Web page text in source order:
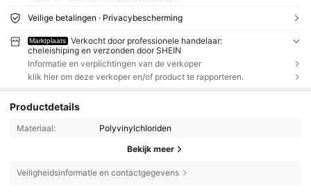
Veilige betalingen · Privacybescherming
Marktplaats
Verkocht door professionele handelaar:
cheleishiping en verzonden door SHEIN
Informatie en verplichtingen van de verkoper
klik hier om deze verkoper en/of product te rapporteren.
Productdetails
Materiaal: Polyvinylchloriden
Bekijk meer
Veiligheidsinformatie en contactgegevens
766 Volgers